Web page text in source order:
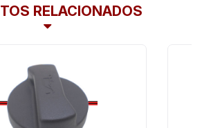
RELACIONADOS